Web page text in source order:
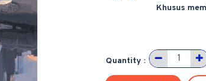
Khusus
Quantity :